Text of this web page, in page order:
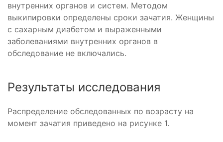
внутренних органов и систем. Методом
выкипировки определены сроки зачатия. Женщины
с сахарным диабетом и выраженными
заболеваниями внутренних органов в
обследование не включались.
Результаты исследования
Распределение обследованных по возрасту на
момент зачатия приведено на рисунке 1.